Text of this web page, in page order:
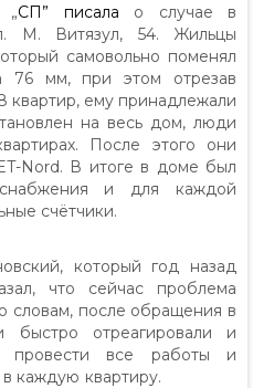
„СП” писала о случае в
М. Витязул, 54. Жильцы
самовольно поменял
мм, при этом отрезав
квартир, ему принадлежали
на весь дом, люди
После этого они
Nord. В итоге в доме был
и для каждой
счётчики.
который год назад
что сейчас проблема
словам, после обращения в
быстро отреагировали и
провести все работы и
в каждую квартиру.